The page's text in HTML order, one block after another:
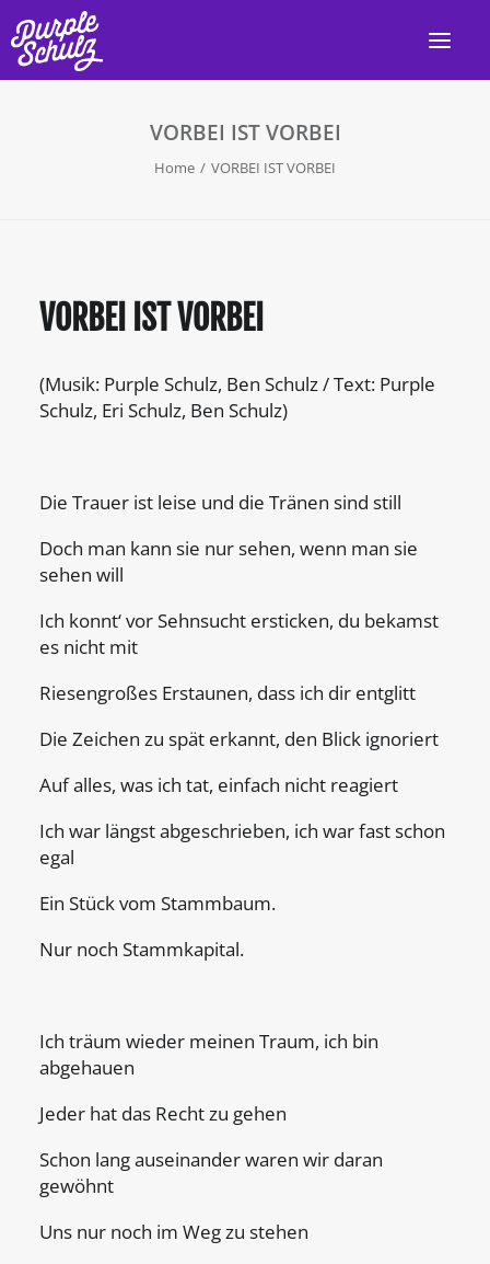
DISKOGRAFIE
PRESSE/INFO
VORBEI IST VORBEI
Home VORBEI IST VORBEI
VORBEI IST VORBEI
(Musik: Purple Schulz, Ben Schulz / Text: Purple
Schulz, Eri Schulz, Ben Schulz)
Die Trauer ist leise und die Tränen sind still
Doch man kann sie nur sehen, wenn man sie
sehen will
Ich konnt‘ vor Sehnsucht ersticken, du bekamst
es nicht mit
Riesengroßes Erstaunen, dass ich dir entglitt
Die Zeichen zu spät erkannt, den Blick ignoriert
Auf alles, was ich tat, einfach nicht reagiert
Ich war längst abgeschrieben, ich war fast schon
egal
Ein Stück vom Stammbaum.
Nur noch Stammkapital.
Ich träum wieder meinen Traum, ich bin
abgehauen
Jeder hat das Recht zu gehen
Schon lang auseinander waren wir daran
gewöhnt
Uns nur noch im Weg zu stehen